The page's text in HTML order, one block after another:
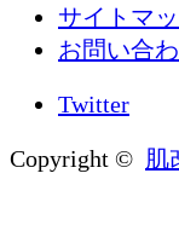
サイトマ
お問い合
Twitter
Copyright © 肌